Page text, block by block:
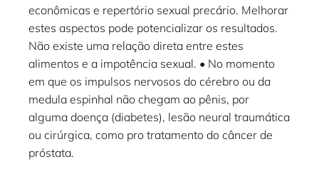
econômicas e repertório sexual precário. Melhorar
estes aspectos pode potencializar os resultados.
Não existe uma relação direta entre estes
alimentos e a impotência sexual. • No momento
em que os impulsos nervosos do cérebro ou da
medula espinhal não chegam ao pênis, por
alguma doença (diabetes), lesão neural traumática
ou cirúrgica, como pro tratamento do câncer de
próstata.